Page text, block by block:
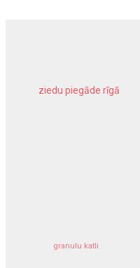
ziedu piegāde rīgā
granulu katli